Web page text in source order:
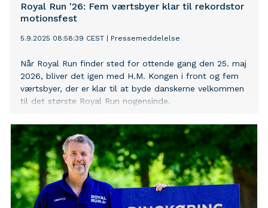
Royal Run '26: Fem værtsbyer klar til rekordstor
motionsfest
5.9.2025 08:58:39 CEST Pressemeddelelse
Når Royal Run finder sted for ottende gang den 25. maj
2026, bliver det igen med H.M. Kongen i front og fem
værtsbyer, der er klar til at byde danskerne velkommen
til det største Royal Run nogensinde.